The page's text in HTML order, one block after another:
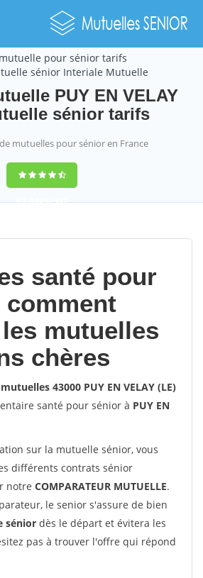
mutuelle pour sénior tarifs
sénior Interiale Mutuelle
PUY EN VELAY
sénior tarifs
mutuelles pour sénior en France
9,2(100%)452
santé pour
mutuelles
chères
43000 PUY EN VELAY (LE)
santé pour sénior à PUY EN
sur la mutuelle sénior, vous
différents contrats sénior
notre COMPARATEUR MUTUELLE.
le senior s'assure de bien
sénior dès le départ et évitera les
pas à trouver l'offre qui répond